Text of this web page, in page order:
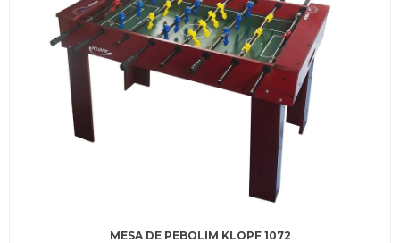
MESA DE PEBOLIM KLOPF 1072